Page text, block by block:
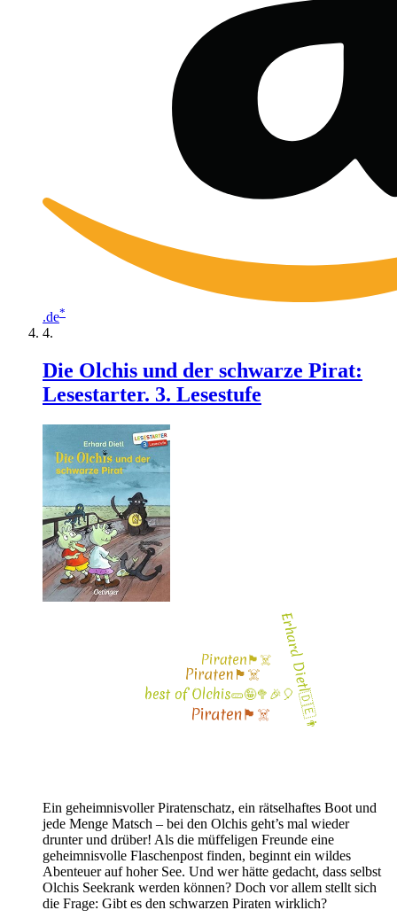
.de*
Die Olchis und der schwarze Pirat:
Lesestarter. 3. Lesestufe
Ein geheimnisvoller Piratenschatz, ein rätselhaftes Boot und
jede Menge Matsch – bei den Olchis geht’s mal wieder
drunter und drüber! Als die müffeligen Freunde eine
geheimnisvolle Flaschenpost finden, beginnt ein wildes
Abenteuer auf hoher See. Und wer hätte gedacht, dass selbst
Olchis Seekrank werden können? Doch vor allem stellt sich
die Frage: Gibt es den schwarzen Piraten wirklich?